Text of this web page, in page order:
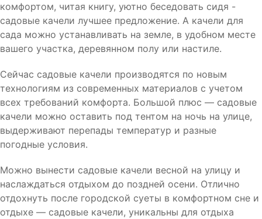
комфортом, читая книгу, уютно беседовать сидя -
садовые качели лучшее предложение. А качели для
сада можно устанавливать на земле, в удобном месте
вашего участка, деревянном полу или настиле.
Сейчас садовые качели производятся по новым
технологиям из современных материалов с учетом
всех требований комфорта. Большой плюс — садовые
качели можно оставить под тентом на ночь на улице,
выдерживают перепады температур и разные
погодные условия.
Можно вынести садовые качели весной на улицу и
наслаждаться отдыхом до поздней осени. Отлично
отдохнуть после городской суеты в комфортном сне и
отдыхе — садовые качели, уникальны для отдыха